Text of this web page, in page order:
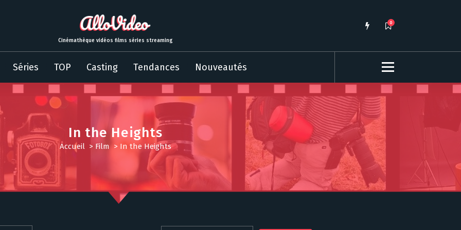
Cinémathèque vidéos films séries streaming
0
Séries TOP Casting Tendances Nouveautés
In the Heights
Accueil > Film> In the Heights